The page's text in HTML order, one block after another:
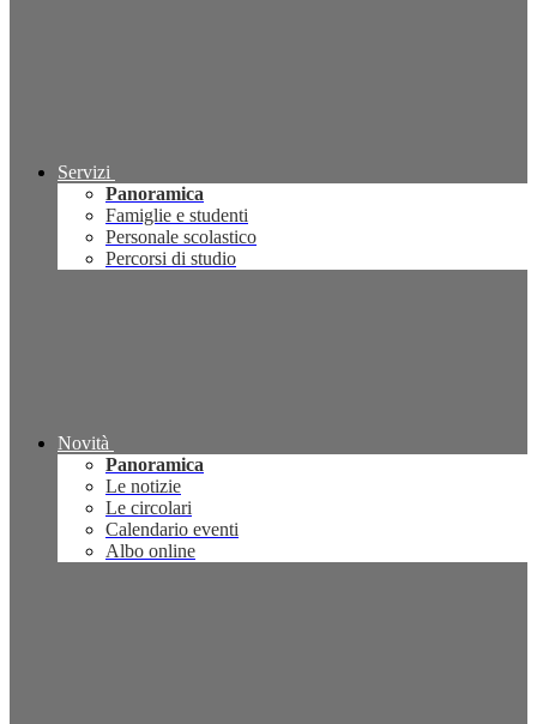
Servizi
Panoramica
Famiglie e studenti
Personale scolastico
Percorsi di studio
Novità
Panoramica
Le notizie
Le circolari
Calendario eventi
Albo online